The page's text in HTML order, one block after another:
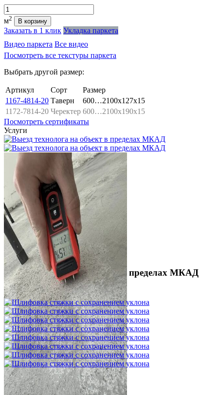
Количество
м2 В корзину
Заказать в 1 клик Укладка паркета
Видео паркета Все видео
Посмотреть все текстуры паркета
Выбрать другой размер:
Артикул Сорт
Размер
1167-4814-20 Таверн
600…2100x127x15
1172-7814-20 Черектер 600…2100x190x15
Посмотреть сертификаты
Услуги
Выезд технолога на объект в пределах МКАД
3 500 ₽